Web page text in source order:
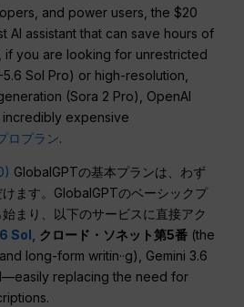
and power users, the $20
AI assistant that can save hours of
if you are looking for unrestricted
Sol Pro) or high-resolution,
(Sora 2 Pro), OpenAI
expensive
ロプラン.
GlobalGPTの基本プランは、わず
ます。GlobalGPTのベーシックプ
まり、以下のサービスに直接アク
Sol, クロード・ソネット第5番 (the
long-form writin··g), Gemini 3.6
replacing the need for